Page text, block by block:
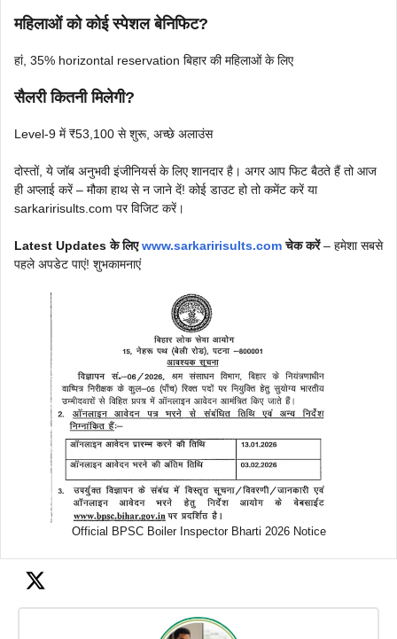
महिलाओं को कोई स्पेशल बेनिफिट?
हां, 35% horizontal reservation बिहार की महिलाओं के लिए
सैलरी कितनी मिलेगी?
Level-9 में ₹53,100 से शुरू, अच्छे अलाउंस
दोस्तों, ये जॉब अनुभवी इंजीनियर्स के लिए शानदार है। अगर आप फिट बैठते हैं तो आज
ही अप्लाई करें – मौका हाथ से न जाने दें! कोई डाउट हो तो कमेंट करें या
sarkaririsults.com पर विजिट करें।
Latest Updates के लिएwww.sarkaririsults.comचेक करें– हमेशा सबसे
पहले अपडेट पाएं! शुभकामनाएं
Official BPSC Boiler Inspector Bharti 2026 Notice